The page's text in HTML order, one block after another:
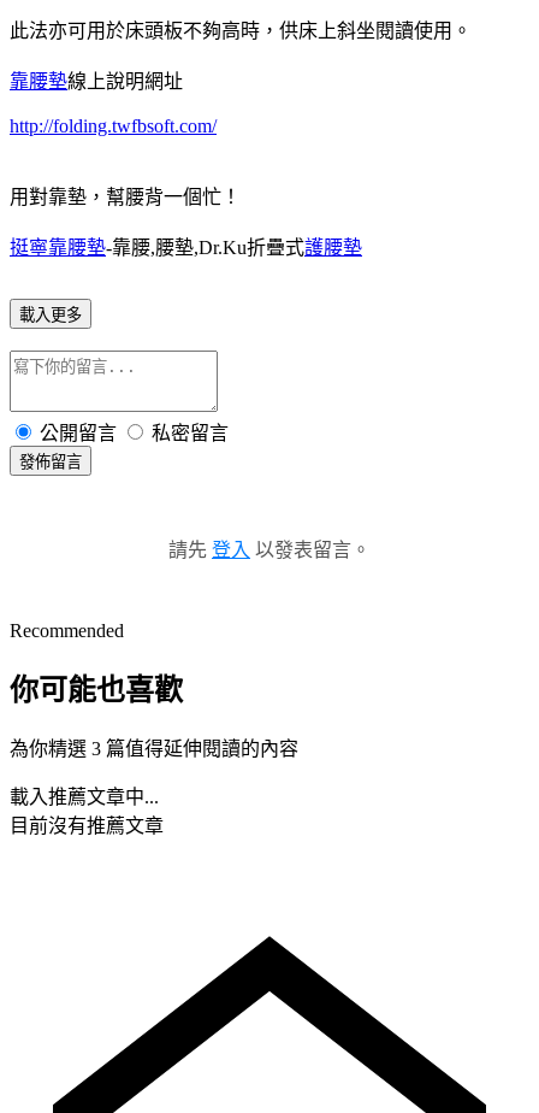
此法亦可用於床頭板不夠高時，供床上斜坐閱讀使用。
靠腰墊線上說明網址
http://folding.twfbsoft.com/
用對靠墊，幫腰背一個忙！
挺寧靠腰墊-靠腰,腰墊,Dr.Ku折疊式護腰墊
載入更多
公開留言 私密留言
發佈留言
請先 登入 以發表留言。
Recommended
你可能也喜歡
為你精選 3 篇值得延伸閱讀的內容
載入推薦文章中...
目前沒有推薦文章